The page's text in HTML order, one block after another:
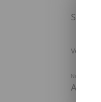
8
10
Vollmond
Nachhaltig